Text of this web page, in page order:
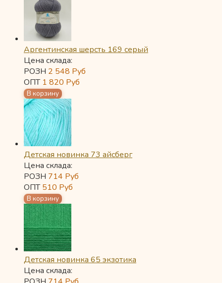
Аргентинская шерсть 169 серый
Цена склада:
РОЗН 2 548 Руб
ОПТ 1 820 Руб
Детская новинка 73 айсберг
Цена склада:
РОЗН 714 Руб
ОПТ510 Руб
Детская новинка 65 экзотика
Цена склада: